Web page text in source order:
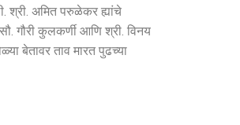
श्री. अमित परुळेकर ह्यांचे
गौरी कुलकर्णी आणि श्री. विनय
बेतावर ताव मारत पुढच्या